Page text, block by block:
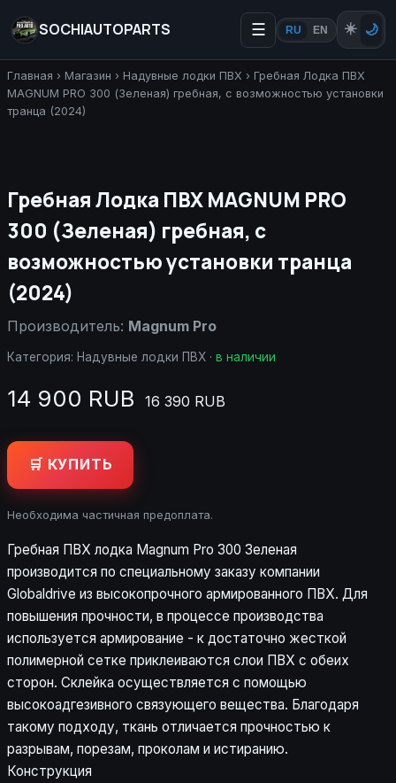
SOCHIAUTOPARTS ☰ RU EN ☀️ 🌙
Главная › Магазин › Надувные лодки ПВХ › Гребная Лодка ПВХ
MAGNUM PRO 300 (Зеленая) гребная, с возможностью установки
транца (2024)
Гребная Лодка ПВХ MAGNUM PRO
300 (Зеленая) гребная, с
возможностью установки транца
(2024)
Производитель: Magnum Pro
Категория: Надувные лодки ПВХ · в наличии
14 900 RUB 16 390 RUB
🛒 КУПИТЬ
Необходима частичная предоплата.
Гребная ПВХ лодка Magnum Pro 300 Зеленая
производится по специальному заказу компании
Globaldrive из высокопрочного армированного ПВХ. Для
повышения прочности, в процессе производства
используется армирование - к достаточно жесткой
полимерной сетке приклеиваются слои ПВХ с обеих
сторон. Склейка осуществляется с помощью
высокоадгезивного связующего вещества. Благодаря
такому подходу, ткань отличается прочностью к
разрывам, порезам, проколам и истиранию.
Конструкция